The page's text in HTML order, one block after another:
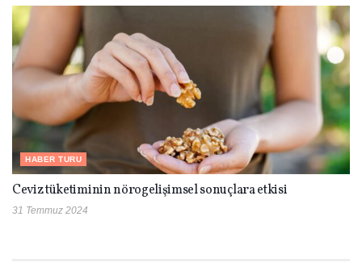
HABER TURU
Ceviz tüketiminin nörogelişimsel sonuçlara etkisi
31 Temmuz 2024